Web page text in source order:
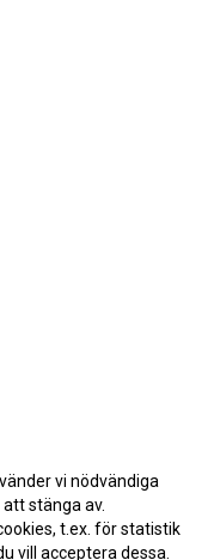
vi nödvändiga
stänga av.
t.ex. för statistik
vill acceptera dessa.